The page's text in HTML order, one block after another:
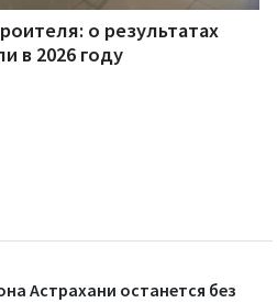
о результатах
в 2026 году
Астрахани останется без